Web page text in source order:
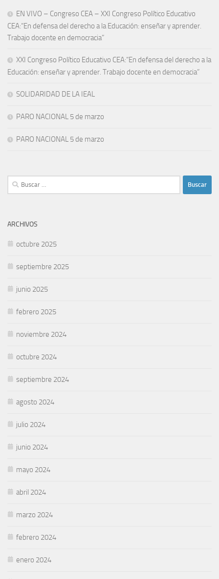
EN VIVO – Congreso CEA – XXI Congreso Político Educativo
CEA:“En defensa del derecho a la Educación: enseñar y aprender.
Trabajo docente en democracia”
XXI Congreso Político Educativo CEA:“En defensa del derecho a la
Educación: enseñar y aprender. Trabajo docente en democracia”
SOLIDARIDAD DE LA IEAL
PARO NACIONAL 5 de marzo
PARO NACIONAL 5 de marzo
Buscar:
ARCHIVOS
octubre 2025
septiembre 2025
junio 2025
febrero 2025
noviembre 2024
octubre 2024
septiembre 2024
agosto 2024
julio 2024
junio 2024
mayo 2024
abril 2024
marzo 2024
febrero 2024
enero 2024